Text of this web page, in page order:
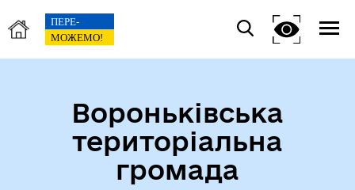
Вороньківська
територіальна
громада